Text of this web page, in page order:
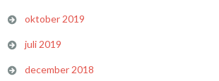
oktober 2019
juli 2019
december 2018